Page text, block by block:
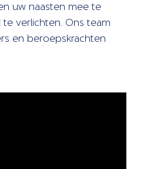
uw naasten mee te
verlichten. Ons team
en beroepskrachten